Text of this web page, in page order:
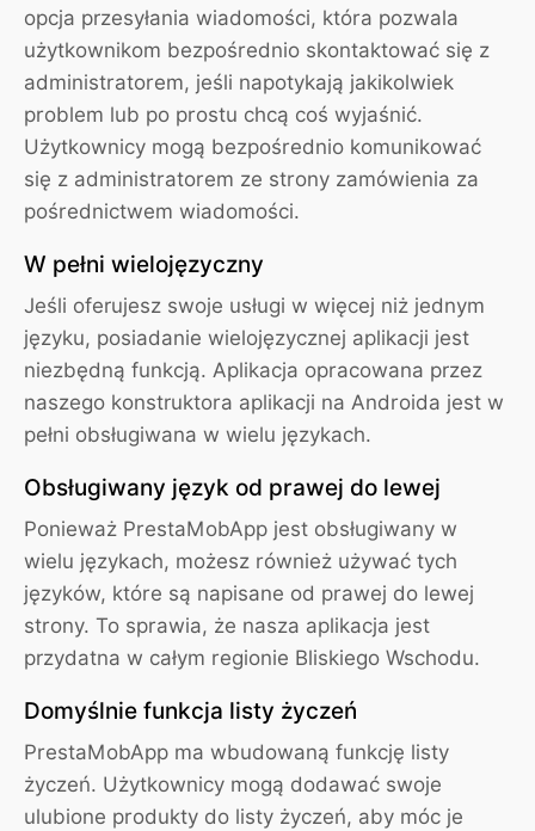
opcja przesyłania wiadomości, która pozwala
użytkownikom bezpośrednio skontaktować się z
administratorem, jeśli napotykają jakikolwiek
problem lub po prostu chcą coś wyjaśnić.
Użytkownicy mogą bezpośrednio komunikować
się z administratorem ze strony zamówienia za
pośrednictwem wiadomości.
W pełni wielojęzyczny
Jeśli oferujesz swoje usługi w więcej niż jednym
języku, posiadanie wielojęzycznej aplikacji jest
niezbędną funkcją. Aplikacja opracowana przez
naszego konstruktora aplikacji na Androida jest w
pełni obsługiwana w wielu językach.
Obsługiwany język od prawej do lewej
Ponieważ PrestaMobApp jest obsługiwany w
wielu językach, możesz również używać tych
języków, które są napisane od prawej do lewej
strony. To sprawia, że nasza aplikacja jest
przydatna w całym regionie Bliskiego Wschodu.
Domyślnie funkcja listy życzeń
PrestaMobApp ma wbudowaną funkcję listy
życzeń. Użytkownicy mogą dodawać swoje
ulubione produkty do listy życzeń, aby móc je